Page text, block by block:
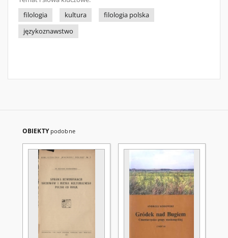
filologia
kultura
filologia polska
językoznawstwo
OBIEKTY podobne